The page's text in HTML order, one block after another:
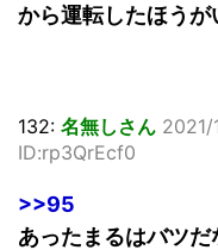
から運転したほう
132: 名無しさん 2021/
ID:rp3QrEcf0
>>95
あったまるはバツだ